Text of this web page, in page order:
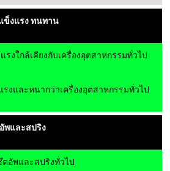
ข็งแรง ทนทาน
งใกล้เคียงกับเครื่องอุตสาหกรรมทั่วไป
งและหนากว่าเครื่องอุตสาหกรรมทั่วไป
พและสปริง
คอัพและสปริงทั่วไป